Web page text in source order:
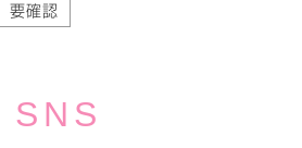
要確認
SNS